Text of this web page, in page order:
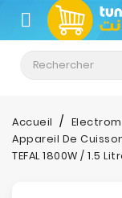
CATÉGORIE
Climatisation
Informatique
Téléphonie
Accueil
Appareil De
TEFAL 1800W / 1.5